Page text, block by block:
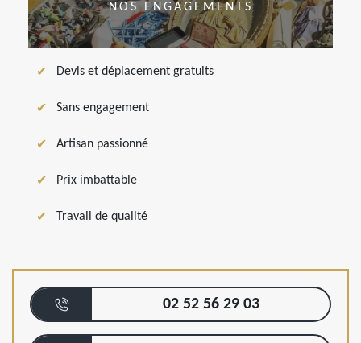
NOS ENGAGEMENTS
Devis et déplacement gratuits
Sans engagement
Artisan passionné
Prix imbattable
Travail de qualité
02 52 56 29 03